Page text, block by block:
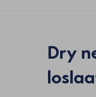
Dry